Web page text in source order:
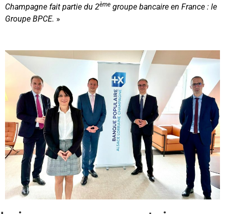
Champagne fait partie du 2ème groupe bancaire en France : le
Groupe BPCE. »